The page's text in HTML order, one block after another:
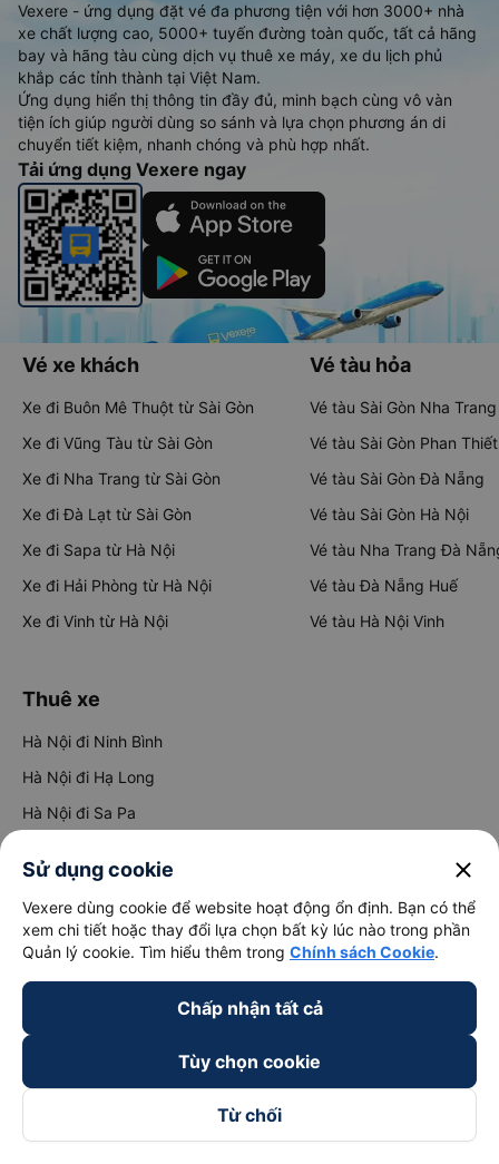
Vexere - ứng dụng đặt vé đa phương tiện với hơn 3000+ nhà
xe chất lượng cao, 5000+ tuyến đường toàn quốc, tất cả hãng
bay và hãng tàu cùng dịch vụ thuê xe máy, xe du lịch phủ
khắp các tỉnh thành tại Việt Nam.
Ứng dụng hiển thị thông tin đầy đủ, minh bạch cùng vô vàn
tiện ích giúp người dùng so sánh và lựa chọn phương án di
chuyển tiết kiệm, nhanh chóng và phù hợp nhất.
Tải ứng dụng Vexere ngay
Vé xe khách
Xe đi Buôn Mê Thuột từ Sài Gòn
Xe đi Vũng Tàu từ Sài Gòn
Xe đi Nha Trang từ Sài Gòn
Xe đi Đà Lạt từ Sài Gòn
Xe đi Sapa từ Hà Nội
Xe đi Hải Phòng từ Hà Nội
Xe đi Vinh từ Hà Nội
Vé tàu hỏa
Vé tàu Sài Gòn Nha Trang
Vé tàu Sài Gòn Phan Thiết
Vé tàu Sài Gòn Đà Nẵng
Vé tàu Sài Gòn Hà Nội
Vé tàu Nha Trang Đà
Vé tàu Đà Nẵng Huế
Vé tàu Hà Nội Vinh
Thuê xe
Hà Nội đi Ninh Bình
Hà Nội đi Hạ Long
Hà Nội đi Sa Pa
Đà Nẵng đi Hội An
Đà Nẵng đi Huế
Hải Phòng đi Hà Nội
Sử dụng cookie close
Vexere dùng cookie để website hoạt động ổn định. Bạn có thể
xem chi tiết hoặc thay đổi lựa chọn bất kỳ lúc nào trong phần
Quản lý cookie. Tìm hiểu thêm trong Chính sách Cookie.
Chấp nhận tất cả
Tùy chọn cookie
Từ chối